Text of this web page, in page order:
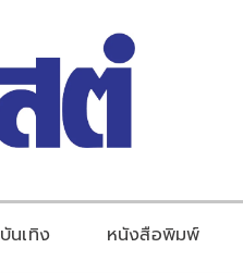
บันเทิง หนังสือพิมพ์